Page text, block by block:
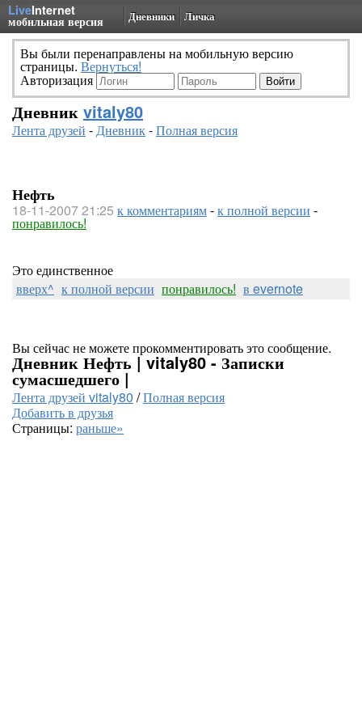
LiveInternet
мобильная версия Дневники Личка
Вы были перенаправлены на мобильную версию
страницы. Вернуться!
Авторизация
Дневник vitaly80
Лента друзей -Дневник-Полная версия
Нефть
18-11-2007 21:25 к комментариям-к полной версии -
понравилось!
Это единственное
вверх^ к полной версии понравилось! в evernote
Вы сейчас не можете прокомментировать это сообщение.
Дневник Нефть | vitaly80 - Записки
сумасшедшего |
Лента друзей vitaly80 /Полная версия
Добавить в друзья
Страницы: раньше»